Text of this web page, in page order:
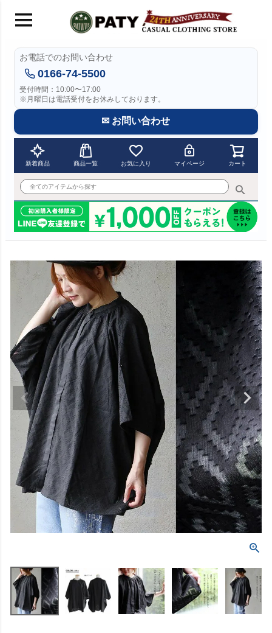
お電話でのお問い合わせ
0166-74-5500
受付時間：10:00〜17:00
※月曜日は電話受付をお休みしております。
✉ お問い合わせ
新着商品 商品一覧 お気に入り マイページ カート